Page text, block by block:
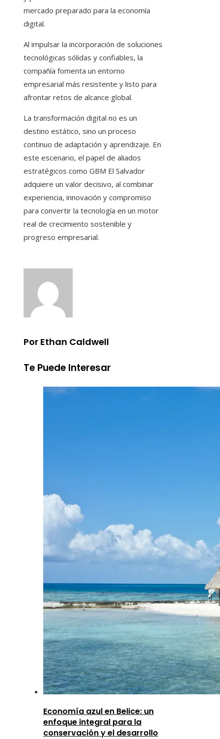
mercado preparado para la economía
digital.
Al impulsar la incorporación de soluciones
tecnológicas sólidas y confiables, la
compañía fomenta un entorno
empresarial más resistente y listo para
afrontar retos de alcance global.
La transformación digital no es un
destino estático, sino un proceso
continuo de adaptación y aprendizaje. En
este escenario, el papel de aliados
estratégicos como GBM El Salvador
adquiere un valor decisivo, al combinar
experiencia, innovación y compromiso
para convertir la tecnología en un motor
real de crecimiento sostenible y
progreso empresarial.
Por Ethan Caldwell
Te Puede Interesar
Economía azul en Belice: un
enfoque integral para la
conservación y el desarrollo